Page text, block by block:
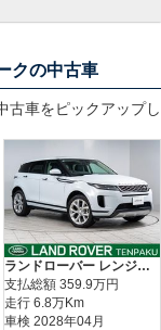
クの中古車
古車をピックアップし
ランドローバー レンジローバーイヴォーク ＳＥ
支払総額 359.9万円
走行 6.8万Km
車検 2028年04月